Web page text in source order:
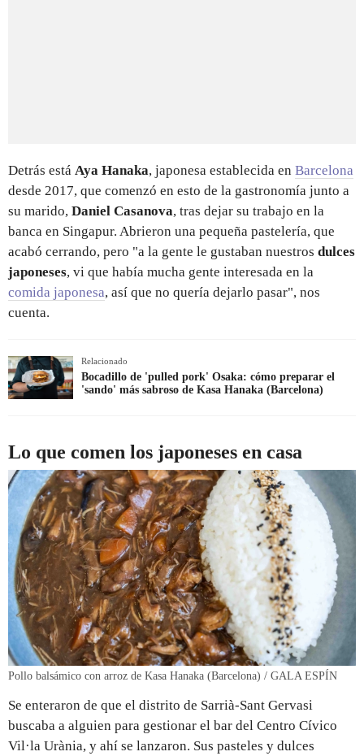
Detrás está Aya Hanaka, japonesa establecida en Barcelona
desde 2017, que comenzó en esto de la gastronomía junto a
su marido, Daniel Casanova, tras dejar su trabajo en la
banca en Singapur. Abrieron una pequeña pastelería, que
acabó cerrando, pero "a la gente le gustaban nuestros dulces
japoneses, vi que había mucha gente interesada en la
comida japonesa, así que no quería dejarlo pasar", nos
cuenta.
Relacionado
Bocadillo de 'pulled pork' Osaka: cómo preparar el
'sando' más sabroso de Kasa Hanaka (Barcelona)
Lo que comen los japoneses en casa
Pollo balsámico con arroz de Kasa Hanaka (Barcelona) / GALA ESPÍN
Se enteraron de que el distrito de Sarrià-Sant Gervasi
buscaba a alguien para gestionar el bar del Centro Cívico
Vil·la Urània, y ahí se lanzaron. Sus pasteles y dulces